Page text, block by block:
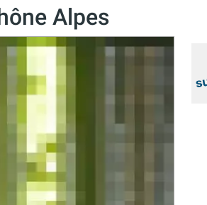
Alpes